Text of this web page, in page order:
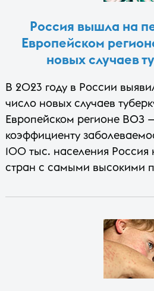
Россия вышла на
Европейском
новых случаев
В 2023 году в России
число новых случаев
Европейском регионе ВОЗ
коэффициенту
100 тыс. населения Россия
стран с самыми высокими